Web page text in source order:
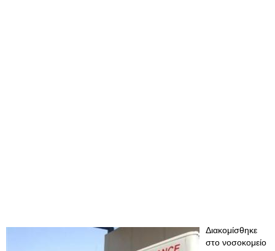
Διακομίσθηκε
στο νοσοκομείο